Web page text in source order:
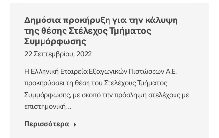
Δημόσια προκήρυξη για την κάλυψη
της θέσης Στέλεχος Τμήματος
Συμμόρφωσης
22 Σεπτεμβρίου, 2022
Η Ελληνική Εταιρεία Εξαγωγικών Πιστώσεων Α.Ε.
προκηρύσσει τη θέση του Στελέχους Τμήματος
Συμμόρφωσης, με σκοπό την πρόσληψη στελέχους με
επιστημονική…
Περισσότερα